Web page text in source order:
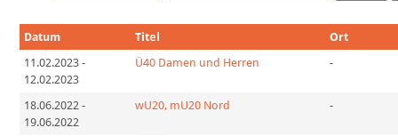
Datum Titel
Ort
11.02.2023 -
12.02.2023
Ü40 Damen und Herren -
18.06.2022 -
19.06.2022
wU20, mU20 Nord -